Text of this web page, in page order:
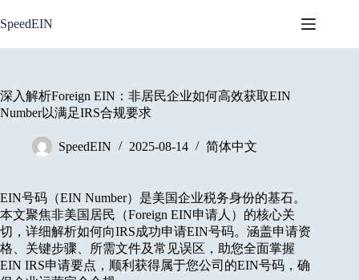
to
content
SpeedEIN
深入解析Foreign EIN：非居民企业如何高效获取EIN
Number以满足IRS合规要求
SpeedEIN 2025-08-14 简体中文
EIN号码（EIN Number）是美国企业税务身份的基石。
本文聚焦非美国居民（Foreign EIN申请人）的核心关
切，详细解析如何向IRS成功申请EIN号码。涵盖申请资
格、关键步骤、所需文件及常见误区，助您全面掌握
EIN IRS申请要点，顺利获得属于您公司的EIN号码，确